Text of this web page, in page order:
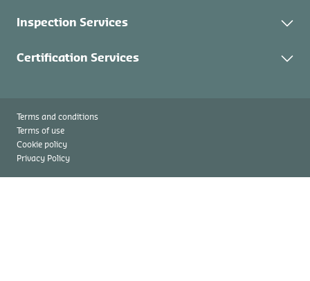
求人情報
分析サービス
Inspection Services
検査サービス
Certification Services
認証取得の流れ
Terms and conditions
Terms of use
Cookie policy
Privacy Policy